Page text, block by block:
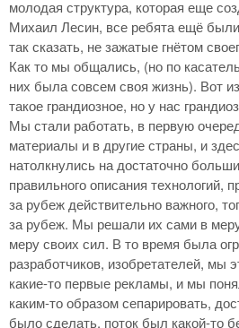
молодая структура, которая еще
Михаил Лесин, все ребята ещё
так сказать, не зажатые гнётом
Как то мы общались, (но по
них была совсем своя жизнь). Вот
такое грандиозное, но у нас
Мы стали работать, в первую
материалы и в другие страны, и
натолкнулись на достаточно
правильного описания технологий,
за рубеж действительно важного,
за рубеж. Мы решали их сами в
меру своих сил. В то время была
разработчиков, изобретателей, мы
какие-то первые рекламы, и мы
каким-то образом сепарировать,
было сделать, поток был какой-то